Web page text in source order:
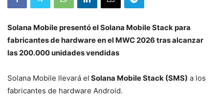
Solana Mobile presentó el Solana Mobile Stack para
fabricantes de hardware en el MWC 2026 tras alcanzar
las 200.000 unidades vendidas
Solana Mobile llevará el Solana Mobile Stack (SMS) a los
fabricantes de hardware Android.